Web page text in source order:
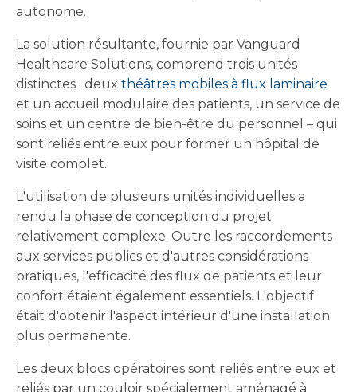
autonome.
La solution résultante, fournie par Vanguard
Healthcare Solutions, comprend trois unités
distinctes : deux théâtres mobiles à flux laminaire
et un accueil modulaire des patients, un service de
soins et un centre de bien-être du personnel – qui
sont reliés entre eux pour former un hôpital de
visite complet.
L'utilisation de plusieurs unités individuelles a
rendu la phase de conception du projet
relativement complexe. Outre les raccordements
aux services publics et d'autres considérations
pratiques, l'efficacité des flux de patients et leur
confort étaient également essentiels. L'objectif
était d'obtenir l'aspect intérieur d'une installation
plus permanente.
Les deux blocs opératoires sont reliés entre eux et
reliés par un couloir spécialement aménagé à